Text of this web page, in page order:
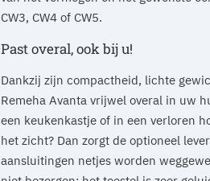
CW3, CW4 of CW5.
Past overal, ook bij u!
Dankzij zijn compactheid, lichte
Remeha Avanta vrijwel overal in uw
een keukenkastje of in een verloren
het zicht? Dan zorgt de optioneel
aansluitingen netjes worden